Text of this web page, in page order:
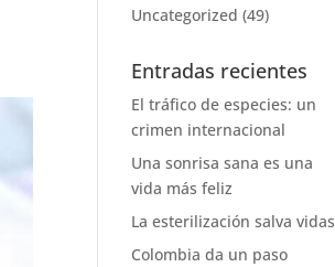
Uncategorized (49)
Entradas recientes
El tráfico de especies: un
crimen internacional
Una sonrisa sana es una
vida más feliz
La esterilización salva vidas
Colombia da un paso